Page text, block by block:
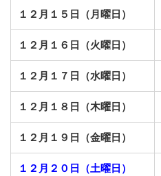
１２月１５日（月曜日）
１２月１６日（火曜日）
１２月１７日（水曜日）
１２月１８日（木曜日）
１２月１９日（金曜日）
１２月２０日（土曜日）